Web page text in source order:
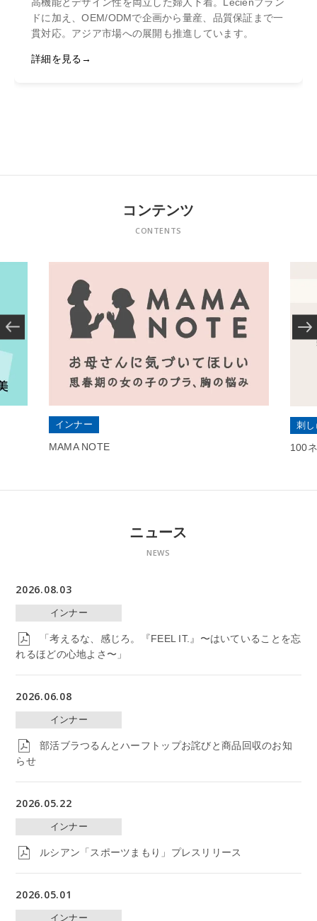
ドに加え、OEM/ODMで企画から量産、品質保証まで一
貫対応。アジア市場への展開も推進しています。
詳細を見る
コンテンツ
CONTENTS
インナー
MAMA NOTE
刺
100
ニュース
NEWS
2026.08.03
インナー
「考えるな、感じろ。『FEEL IT.』〜はいていることを忘
れるほどの心地よさ〜」
2026.06.08
インナー
部活ブラつるんとハーフトップお詫びと商品回収のお知
らせ
2026.05.22
インナー
ルシアン「スポーツまもり」プレスリリース
2026.05.01
インナー